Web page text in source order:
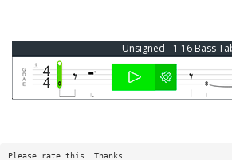
Unsigned - 1 16 Bass
Please rate this. Thanks.